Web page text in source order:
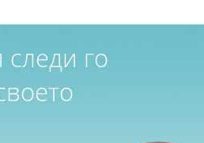
следи го